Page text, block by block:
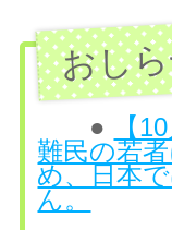
●
【
難民の若
め、日本
ん。